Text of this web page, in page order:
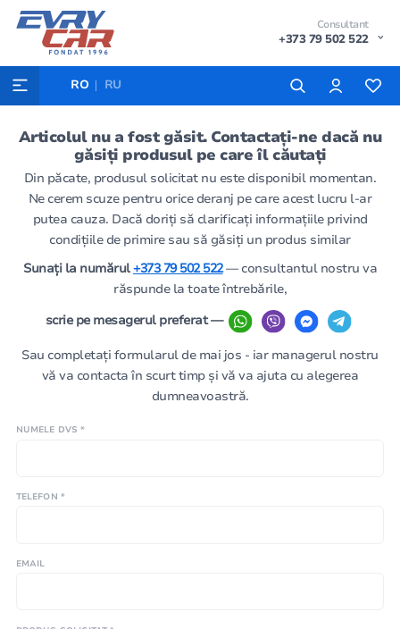
Consultant
+373 79 502 522
RO RU
Articolul nu a fost găsit. Contactați-ne dacă nu
găsiți produsul pe care îl căutați
Din păcate, produsul solicitat nu este disponibil momentan.
Ne cerem scuze pentru orice deranj pe care acest lucru l-ar
putea cauza. Dacă doriți să clarificați informațiile privind
condițiile de primire sau să găsiți un produs similar
Sunați la numărul+373 79 502 522— consultantul nostru va
răspunde la toate întrebările,
scrie pe mesagerul preferat —
Sau completați formularul de mai jos - iar managerul nostru
vă va contacta în scurt timp și vă va ajuta cu alegerea
dumneavoastră.
NUMELE DVS *
TELEFON *
EMAIL